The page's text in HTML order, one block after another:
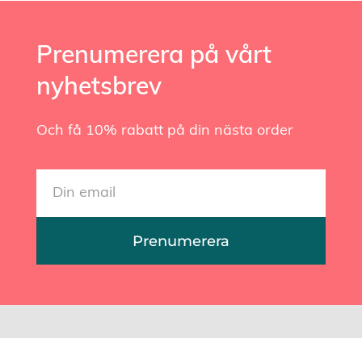
Prenumerera på vårt
nyhetsbrev
Och få 10% rabatt på din nästa order
Prenumerera